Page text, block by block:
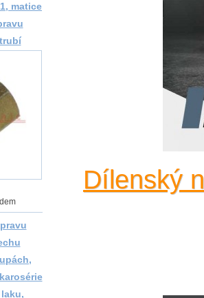
Dílenský
matice